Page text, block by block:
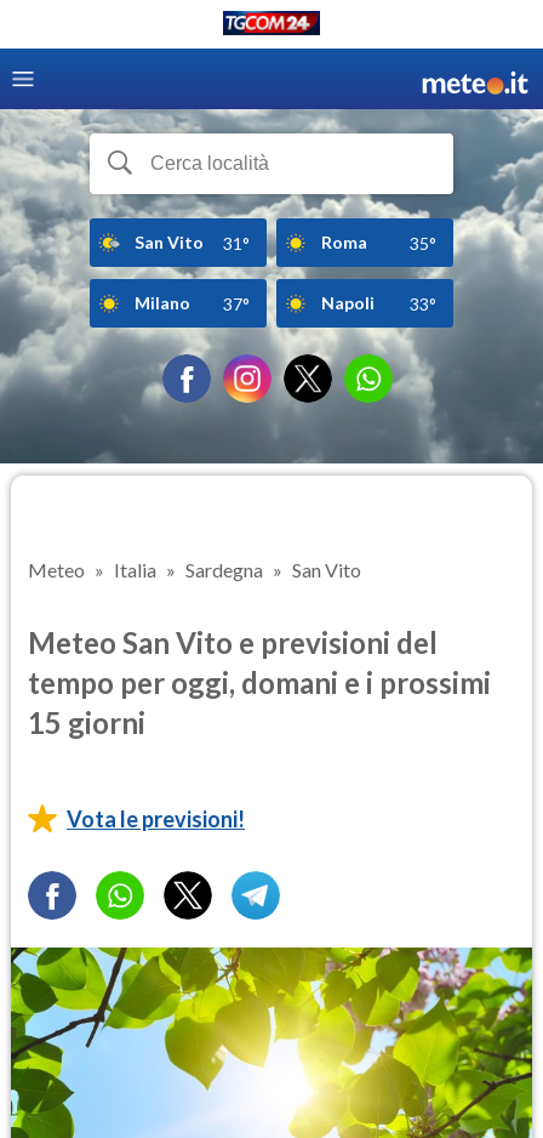
San Vito 31° Roma 35°
Milano 37° Napoli 33°
Meteo Italia Sardegna San Vito
Meteo San Vito e previsioni del
tempo per oggi, domani e i prossimi
15 giorni
Vota le previsioni!